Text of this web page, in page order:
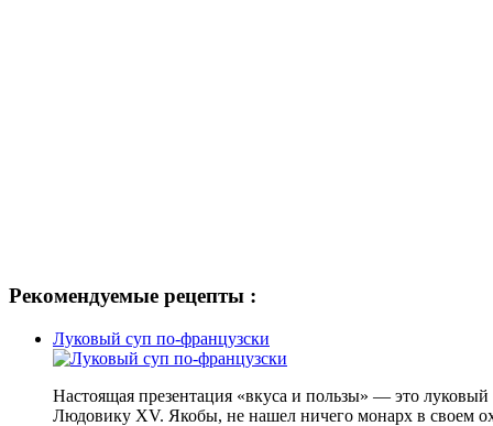
Рекомендуемые рецепты :
Луковый суп по-французски
Настоящая презентация «вкуса и пользы» — это
Людовику XV. Якобы, не нашел ничего монарх в своем